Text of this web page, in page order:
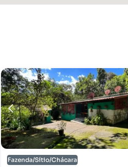
Fazenda/Sítio/Chácara